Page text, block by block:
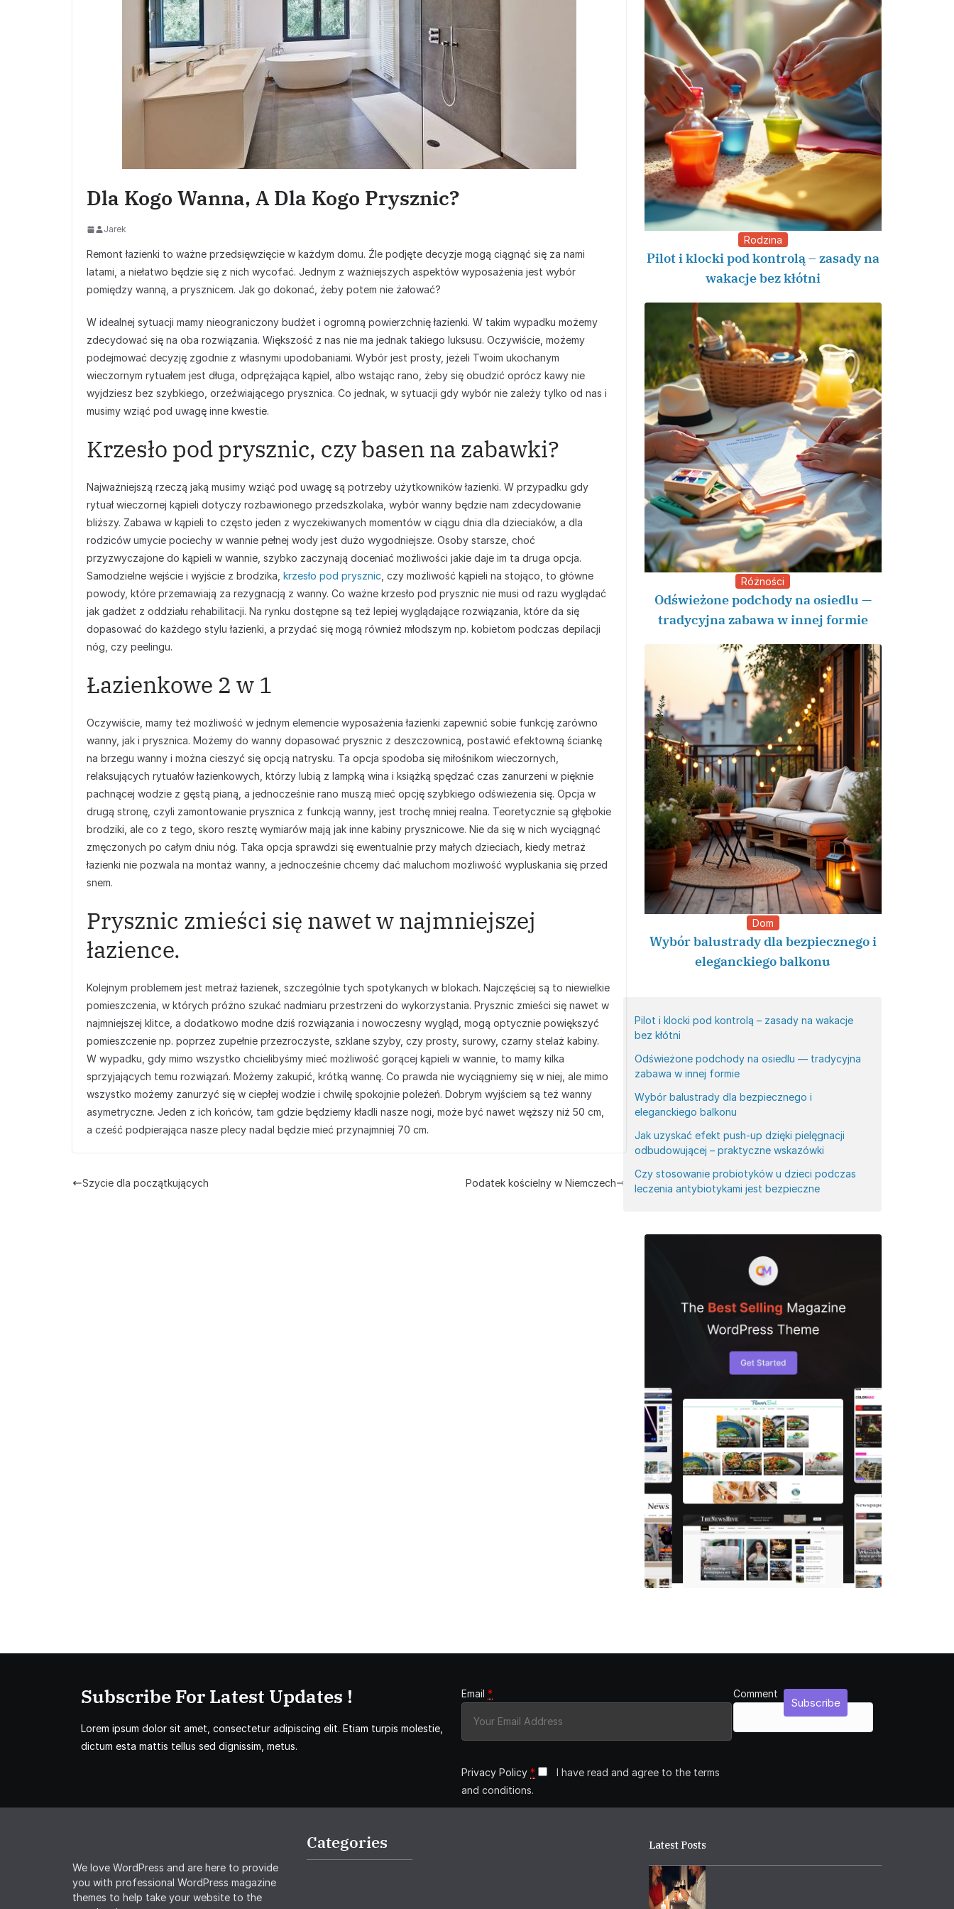
Dla Kogo Wanna, A Dla Kogo Prysznic?
Jarek
Remont łazienki to ważne przedsięwzięcie w każdym domu. Źle podjęte decyzje mogą ciągnąć się za nami
latami, a niełatwo będzie się z nich wycofać. Jednym z ważniejszych aspektów wyposażenia jest wybór
pomiędzy wanną, a prysznicem. Jak go dokonać, żeby potem nie żałować?
W idealnej sytuacji mamy nieograniczony budżet i ogromną powierzchnię łazienki. W takim wypadku możemy
zdecydować się na oba rozwiązania. Większość z nas nie ma jednak takiego luksusu. Oczywiście, możemy
podejmować decyzję zgodnie z własnymi upodobaniami. Wybór jest prosty, jeżeli Twoim ukochanym
wieczornym rytuałem jest długa, odprężająca kąpiel, albo wstając rano, żeby się obudzić oprócz kawy nie
wyjdziesz bez szybkiego, orzeźwiającego prysznica. Co jednak, w sytuacji gdy wybór nie zależy tylko od nas i
musimy wziąć pod uwagę inne kwestie.
Krzesło pod prysznic, czy basen na zabawki?
Najważniejszą rzeczą jaką musimy wziąć pod uwagę są potrzeby użytkowników łazienki. W przypadku gdy
rytuał wieczornej kąpieli dotyczy rozbawionego przedszkolaka, wybór wanny będzie nam zdecydowanie
bliższy. Zabawa w kąpieli to często jeden z wyczekiwanych momentów w ciągu dnia dla dzieciaków, a dla
rodziców umycie pociechy w wannie pełnej wody jest dużo wygodniejsze. Osoby starsze, choć
przyzwyczajone do kąpieli w wannie, szybko zaczynają doceniać możliwości jakie daje im ta druga opcja.
Samodzielne wejście i wyjście z brodzika, krzesło pod prysznic , czy możliwość kąpieli na stojąco, to główne
powody, które przemawiają za rezygnacją z wanny. Co ważne krzesło pod prysznic nie musi od razu wyglądać
jak gadżet z oddziału rehabilitacji. Na rynku dostępne są też lepiej wyglądające rozwiązania, które da się
dopasować do każdego stylu łazienki, a przydać się mogą również młodszym np. kobietom podczas depilacji
nóg, czy peelingu.
Łazienkowe 2 w 1
Oczywiście, mamy też możliwość w jednym elemencie wyposażenia łazienki zapewnić sobie funkcję zarówno
wanny, jak i prysznica. Możemy do wanny dopasować prysznic z deszczownicą, postawić efektowną ściankę
na brzegu wanny i można cieszyć się opcją natrysku. Ta opcja spodoba się miłośnikom wieczornych,
relaksujących rytuałów łazienkowych, którzy lubią z lampką wina i książką spędzać czas zanurzeni w pięknie
pachnącej wodzie z gęstą pianą, a jednocześnie rano muszą mieć opcję szybkiego odświeżenia się. Opcja w
drugą stronę, czyli zamontowanie prysznica z funkcją wanny, jest trochę mniej realna. Teoretycznie są głębokie
brodziki, ale co z tego, skoro resztę wymiarów mają jak inne kabiny prysznicowe. Nie da się w nich wyciągnąć
zmęczonych po całym dniu nóg. Taka opcja sprawdzi się ewentualnie przy małych dzieciach, kiedy metraż
łazienki nie pozwala na montaż wanny, a jednocześnie chcemy dać maluchom możliwość wypluskania się przed
snem.
Prysznic zmieści się nawet w najmniejszej
łazience.
Kolejnym problemem jest metraż łazienek, szczególnie tych spotykanych w blokach. Najczęściej są to niewielkie
pomieszczenia, w których próżno szukać nadmiaru przestrzeni do wykorzystania. Prysznic zmieści się nawet w
najmniejszej klitce, a dodatkowo modne dziś rozwiązania i nowoczesny wygląd, mogą optycznie powiększyć
pomieszczenie np. poprzez zupełnie przezroczyste, szklane szyby, czy prosty, surowy, czarny stelaż kabiny.
W wypadku, gdy mimo wszystko chcielibyśmy mieć możliwość gorącej kąpieli w wannie, to mamy kilka
sprzyjających temu rozwiązań. Możemy zakupić, krótką wannę. Co prawda nie wyciągniemy się w niej, ale mimo
wszystko możemy zanurzyć się w ciepłej wodzie i chwilę spokojnie poleżeń. Dobrym wyjściem są też wanny
asymetryczne. Jeden z ich końców, tam gdzie będziemy kładli nasze nogi, może być nawet węższy niż 50 cm,
a cześć podpierająca nasze plecy nadal będzie mieć przynajmniej 70 cm.
Szycie dla początkujących Podatek kościelny w Niemczech
Rodzina
Pilot i klocki pod kontrolą – zasady na
wakacje bez kłótni
Różności
Odświeżone podchody na osiedlu —
tradycyjna zabawa w innej formie
Dom
Wybór balustrady dla bezpiecznego i
eleganckiego balkonu
Pilot i klocki pod kontrolą – zasady na wakacje
bez kłótni
Odświeżone podchody na osiedlu — tradycyjna
zabawa w innej formie
Wybór balustrady dla bezpiecznego i
eleganckiego balkonu
Jak uzyskać efekt push-up dzięki pielęgnacji
odbudowującej – praktyczne wskazówki
Czy stosowanie probiotyków u dzieci podczas
leczenia antybiotykami jest bezpieczne
Subscribe For Latest Updates !
Lorem ipsum dolor sit amet, consectetur adipiscing elit. Etiam turpis molestie,
dictum esta mattis tellus sed dignissim, metus.
Email *
Privacy Policy *
I have read and agree to the terms
and conditions.
Comment
Subscribe
We love WordPress and are here to provide
you with professional WordPress magazine
themes to help take your website to the
Categories Latest Posts